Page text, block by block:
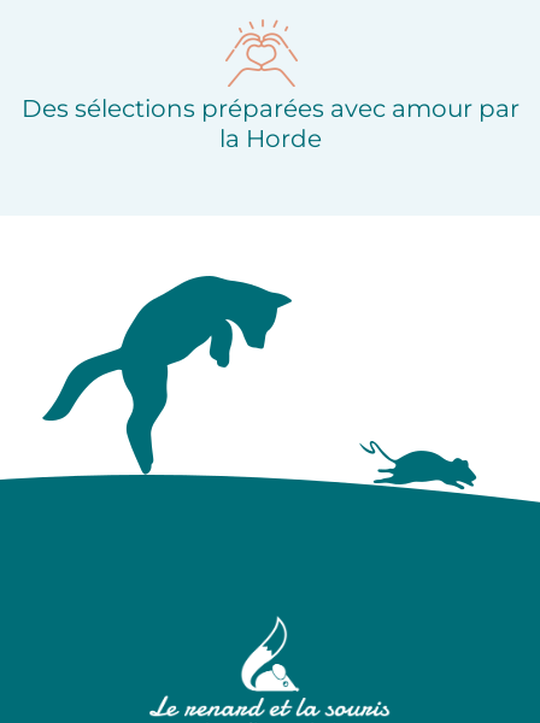
Des sélections préparées avec amour par
la Horde